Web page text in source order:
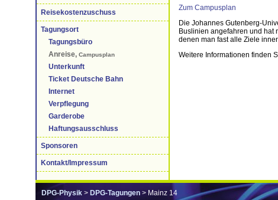
Reisekostenzuschuss
Tagungsort
Tagungsbüro
Anreise, Campusplan
Unterkunft
Ticket Deutsche Bahn
Internet
Verpflegung
Garderobe
Haftungsausschluss
Sponsoren
Kontakt/Impressum
Zum Campusplan
Die Johannes Gutenberg-
Buslinien angefahren und hat
denen man fast alle Ziele
Weitere Informationen finden
DPG-Physik > DPG-Tagungen > Mainz 14